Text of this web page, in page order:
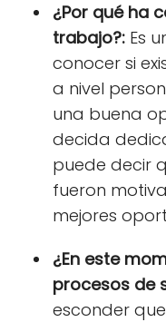
¿Por qué ha
trabajo?: Es
conocer si
a nivel
una buena
decida
puede decir
fueron
mejores
¿En este
procesos de
esconder